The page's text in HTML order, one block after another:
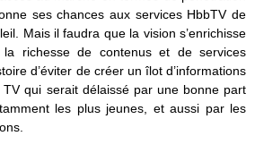
ses chances aux services HbbTV de
Mais il faudra que la vision s’enrichisse
la richesse de contenus et de services
d’éviter de créer un îlot d’informations
qui serait délaissé par une bonne part
les plus jeunes, et aussi par les